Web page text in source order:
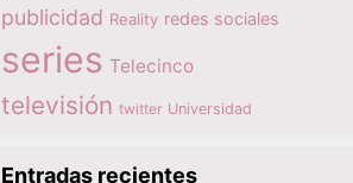
publicidad Reality redes sociales
series Telecinco
televisión twitter Universidad
Entradas recientes